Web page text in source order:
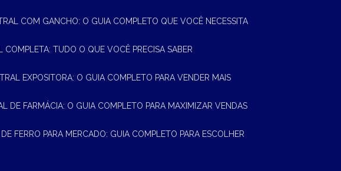
COM GANCHO: O GUIA COMPLETO QUE VOCÊ NECESSITA
COMPLETA: TUDO O QUE VOCÊ PRECISA SABER
EXPOSITORA: O GUIA COMPLETO PARA VENDER MAIS
DE FARMÁCIA: O GUIA COMPLETO PARA MAXIMIZAR VENDAS
DE FERRO PARA MERCADO: GUIA COMPLETO PARA ESCOLHER